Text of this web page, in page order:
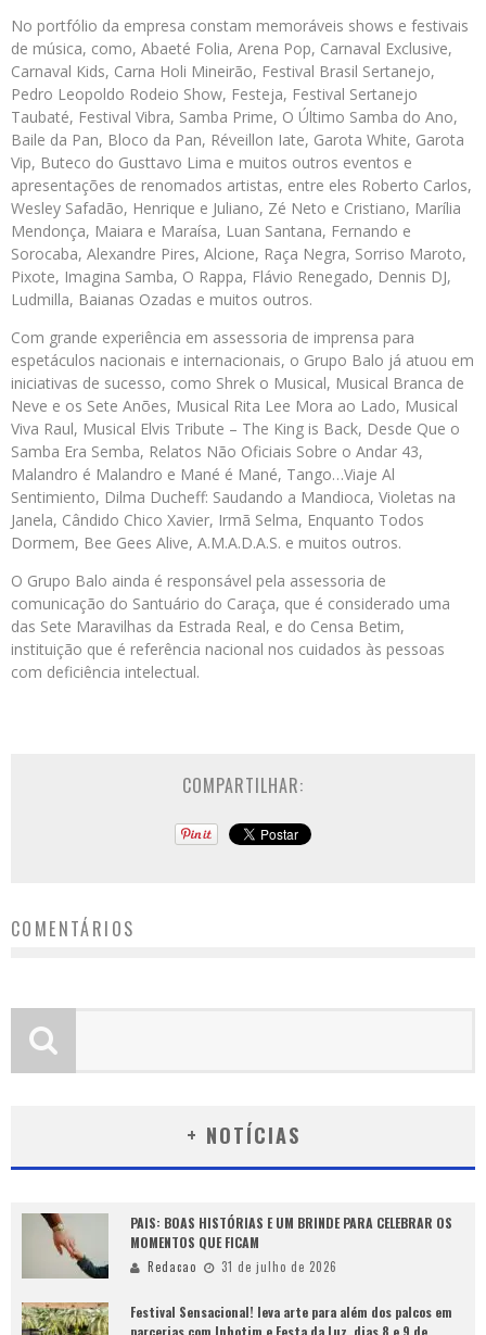
No portfólio da empresa constam memoráveis shows e festivais
de música, como, Abaeté Folia, Arena Pop, Carnaval Exclusive,
Carnaval Kids, Carna Holi Mineirão, Festival Brasil Sertanejo,
Pedro Leopoldo Rodeio Show, Festeja, Festival Sertanejo
Taubaté, Festival Vibra, Samba Prime, O Último Samba do Ano,
Baile da Pan, Bloco da Pan, Réveillon Iate, Garota White, Garota
Vip, Buteco do Gusttavo Lima e muitos outros eventos e
apresentações de renomados artistas, entre eles Roberto Carlos,
Wesley Safadão, Henrique e Juliano, Zé Neto e Cristiano, Marília
Mendonça, Maiara e Maraísa, Luan Santana, Fernando e
Sorocaba, Alexandre Pires, Alcione, Raça Negra, Sorriso Maroto,
Pixote, Imagina Samba, O Rappa, Flávio Renegado, Dennis DJ,
Ludmilla, Baianas Ozadas e muitos outros.
Com grande experiência em assessoria de imprensa para
espetáculos nacionais e internacionais, o Grupo Balo já atuou em
iniciativas de sucesso, como Shrek o Musical, Musical Branca de
Neve e os Sete Anões, Musical Rita Lee Mora ao Lado, Musical
Viva Raul, Musical Elvis Tribute – The King is Back, Desde Que o
Samba Era Semba, Relatos Não Oficiais Sobre o Andar 43,
Malandro é Malandro e Mané é Mané, Tango…Viaje Al
Sentimiento, Dilma Ducheff: Saudando a Mandioca, Violetas na
Janela, Cândido Chico Xavier, Irmã Selma, Enquanto Todos
Dormem, Bee Gees Alive, A.M.A.D.A.S. e muitos outros.
O Grupo Balo ainda é responsável pela assessoria de
comunicação do Santuário do Caraça, que é considerado uma
das Sete Maravilhas da Estrada Real, e do Censa Betim,
instituição que é referência nacional nos cuidados às pessoas
com deficiência intelectual.
COMPARTILHAR:
COMENTÁRIOS
+ NOTÍCIAS
PAIS: BOAS HISTÓRIAS E UM BRINDE PARA CELEBRAR OS
MOMENTOS QUE FICAM
Redacao 31 de julho de 2026
Festival Sensacional! leva arte para além dos palcos em